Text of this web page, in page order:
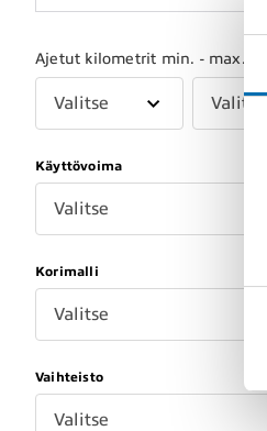
Ajetut kilometrit min. - max.
Valitse Valitse
Käyttövoima
Valitse
Korimalli
Valitse
Vaihteisto
Valitse